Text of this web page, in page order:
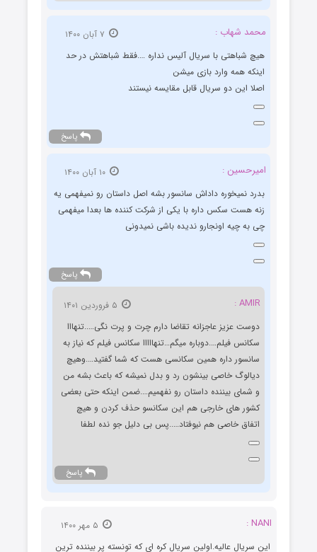
محمد شهاب :
هیچ شباهتی با سریال آلیس نداره ….فقط شباهتش در حد
اینکه همه وارد بازی میشن
اصلا این دو سریال قابل مقایسه نیستند
پاسخ
امیرحسین :
بدرد نمیخوره داداش سانسور بشه اصل داستان رو نمیفهمی یه
زنه هست سکس داره با یکی از شرکت کننده ها بعدا میفهمی
چی به چیه اونجارو ندیده باشی نمیدونی
پاسخ
AMIR :
دوست عزیز عاجزانه تقاضا دارم چرت و پرت نگی…..تنهااا
سکانس فیلم….دوباره میگم…تنهااااا سکانس فیلم که نیاز به
سانسور داره همین سکانسی هست که شما گفتید….وهیچ
دیالوگ خاصی بینشون رد و بدل نمیشه که باعث بشه من
و شمای بیننده داستان رو نفهمیم….ضمن اینکه حتی بعضی
کشور های خارجی هم این سکانسو حذف کردن و هیچ
اتفاق خاصی هم نیوفتاد…..پس بی دلیل جو نده لطفا
پاسخ
NANI :
این سریال عالیه.اولین سریال کره ای که تونسته پر بیننده ترین